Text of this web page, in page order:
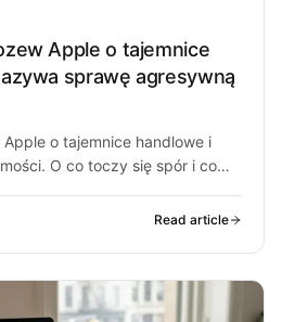
Apple o tajemnice
sprawę agresywną
o tajemnice handlowe i
O co toczy się spór i co
Read article